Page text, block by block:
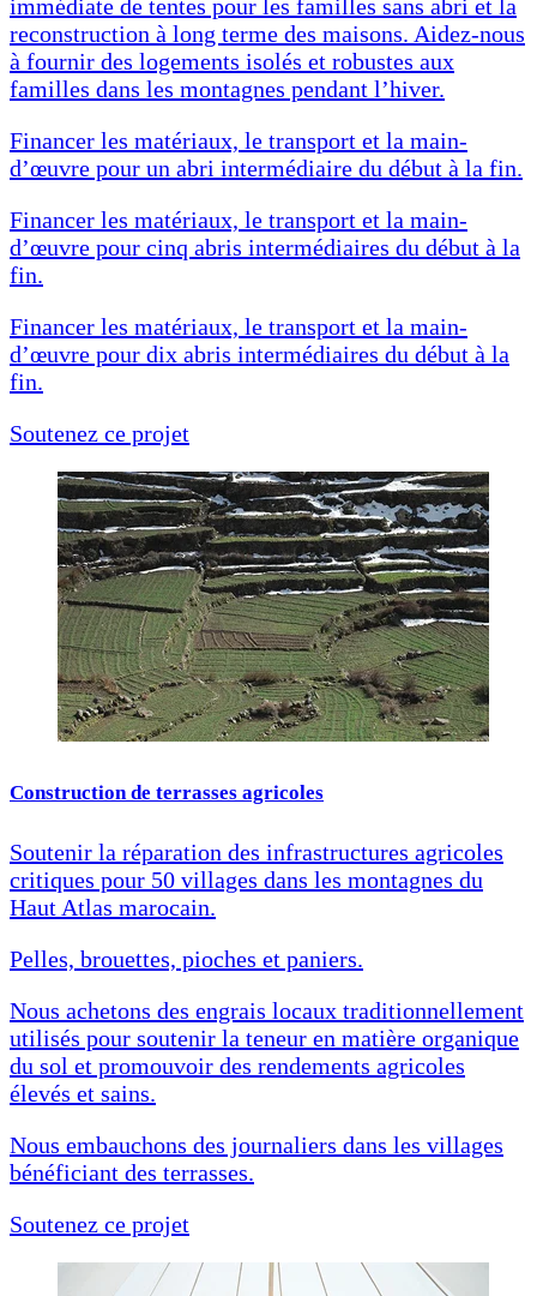
immédiate de tentes pour les familles sans abri et la
reconstruction à long terme des maisons. Aidez-nous
à fournir des logements isolés et robustes aux
familles dans les montagnes pendant l’hiver.
Financer les matériaux, le transport et la main-
d’œuvre pour un abri intermédiaire du début à la fin.
Financer les matériaux, le transport et la main-
d’œuvre pour cinq abris intermédiaires du début à la
fin.
Financer les matériaux, le transport et la main-
d’œuvre pour dix abris intermédiaires du début à la
fin.
Soutenez ce projet
Construction de terrasses agricoles
Soutenir la réparation des infrastructures agricoles
critiques pour 50 villages dans les montagnes du
Haut Atlas marocain.
Pelles, brouettes, pioches et paniers.
Nous achetons des engrais locaux traditionnellement
utilisés pour soutenir la teneur en matière organique
du sol et promouvoir des rendements agricoles
élevés et sains.
Nous embauchons des journaliers dans les villages
bénéficiant des terrasses.
Soutenez ce projet